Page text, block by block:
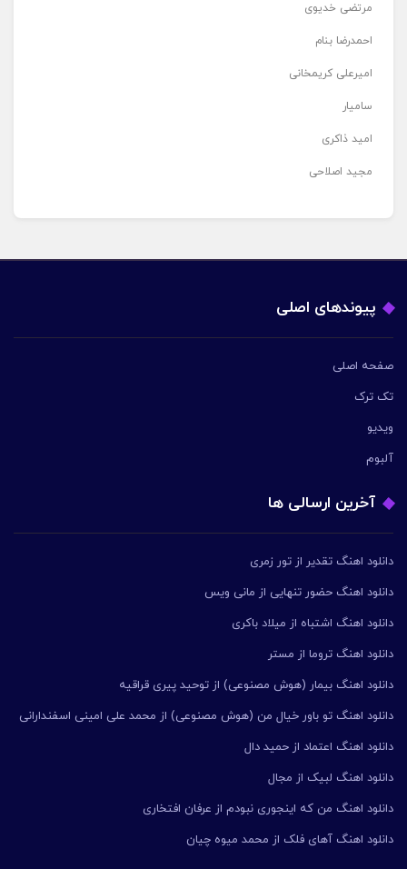
مرتضی خدیوی
احمدرضا بنام
امیرعلی کریمخانی
سامیار
امید ذاکری
مجید اصلاحی
پیوندهای اصلی
صفحه اصلی
تک ترک
ویدیو
آلبوم
آخرین ارسالی ها
دانلود اهنگ تقدیر از تور زمری
دانلود اهنگ حضور تنهایی از مانی ویس
دانلود اهنگ اشتباه از میلاد باکری
دانلود اهنگ تروما از مستر
دانلود اهنگ بیمار (هوش مصنوعی) از توحید پیری قراقیه
دانلود اهنگ تو باور خیال من (هوش مصنوعی) از محمد علی امینی اسفندارانی
دانلود اهنگ اعتماد از حمید دال
دانلود اهنگ لبیک از مجال
دانلود اهنگ من که اینجوری نبودم از عرفان افتخاری
دانلود اهنگ آهای فلک از محمد میوه چیان